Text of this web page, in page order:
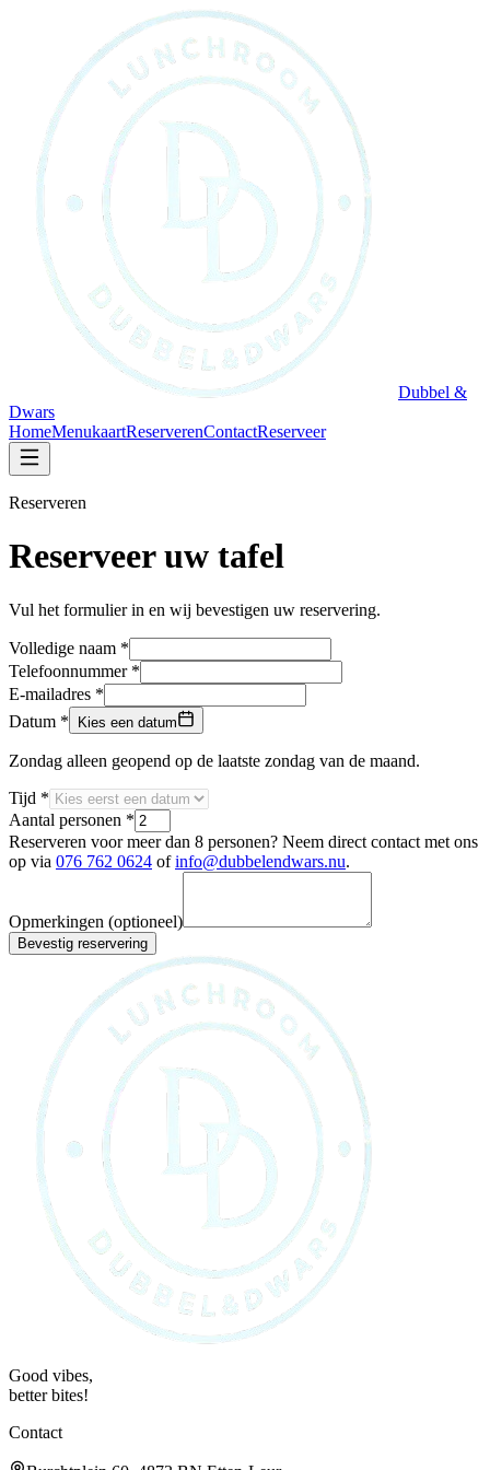
Dubbel &
Dwars
HomeMenukaartReserverenContactReserveer
Reserveren
Reserveer uw tafel
Vul het formulier in en wij bevestigen uw reservering.
Volledige naam *
Telefoonnummer*
E-mailadres *
Datum * Kies een datum
Zondag alleen geopend op de laatste zondag van de maand.
Tijd *
Aantal personen *
Reserveren voor meer dan 8 personen? Neem direct contact met ons
op via 076 762 0624 of info@dubbelendwars.nu.
Opmerkingen (optioneel)
Bevestig reservering
Good vibes,
better bites!
Contact